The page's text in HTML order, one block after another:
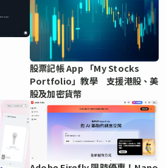
股票記帳 App 「My Stocks
Portfolio」教學 支援港股、美
股及加密貨幣